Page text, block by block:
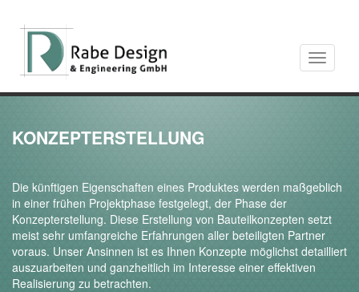
Toggle
KONZEPTERSTELLUNG
Die künftigen Eigenschaften eines Produktes werden maßgeblich
in einer frühen Projektphase festgelegt, der Phase der
Konzepterstellung. Diese Erstellung von Bauteilkonzepten setzt
meist sehr umfangreiche Erfahrungen aller beteiligten Partner
voraus. Unser Ansinnen ist es Ihnen Konzepte möglichst detailliert
auszuarbeiten und ganzheitlich im Interesse einer effektiven
Realisierung zu betrachten.